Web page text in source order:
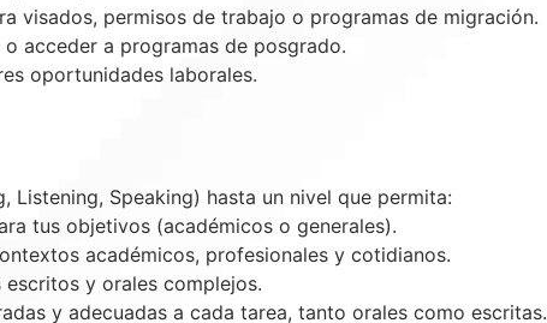
visados, permisos de trabajo o programas de migración.
acceder a programas de posgrado.
oportunidades laborales.
Listening, Speaking) hasta un nivel que permita:
tus objetivos (académicos o generales).
académicos, profesionales y cotidianos.
y orales complejos.
y adecuadas a cada tarea, tanto orales como escritas.